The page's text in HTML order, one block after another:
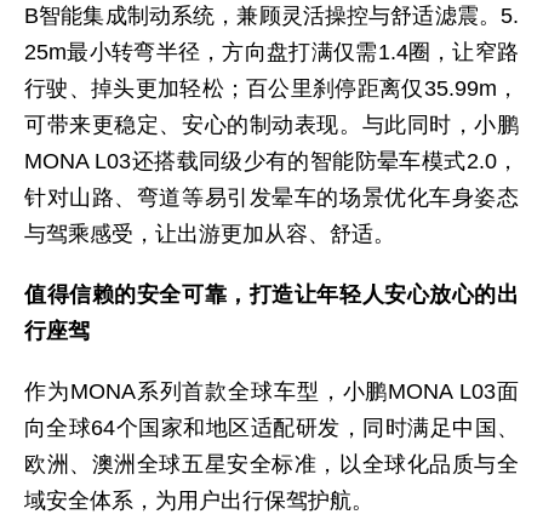
B智能集成制动系统，兼顾灵活操控与舒适滤震。5.
25m最小转弯半径，方向盘打满仅需1.4圈，让窄路
行驶、掉头更加轻松；百公里刹停距离仅35.99m，
可带来更稳定、安心的制动表现。与此同时，小鹏
MONA L03还搭载同级少有的智能防晕车模式2.0，
针对山路、弯道等易引发晕车的场景优化车身姿态
与驾乘感受，让出游更加从容、舒适。
值得信赖的安全可靠，打造让年轻人安心放心的出
行座驾
作为MONA系列首款全球车型，小鹏MONA L03面
向全球64个国家和地区适配研发，同时满足中国、
欧洲、澳洲全球五星安全标准，以全球化品质与全
域安全体系，为用户出行保驾护航。